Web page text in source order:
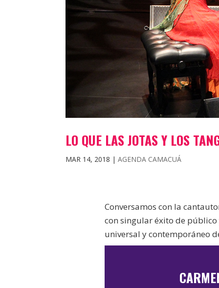
LO QUE LAS JOTAS Y LOS
MAR 14, 2018 |AGENDA CAMACUÁ
Conversamos con la
con singular éxito de público
universal y contemporáneo